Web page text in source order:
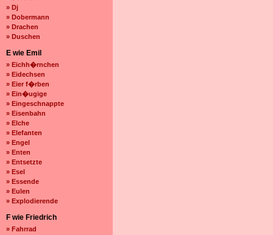
» Dj
» Dobermann
» Drachen
» Duschen
E wie Emil
» Eichh�rnchen
» Eidechsen
» Eier f�rben
» Ein�ugige
» Eingeschnappte
» Eisenbahn
» Elche
» Elefanten
» Engel
» Enten
» Entsetzte
» Esel
» Essende
» Eulen
» Explodierende
F wie Friedrich
» Fahrrad